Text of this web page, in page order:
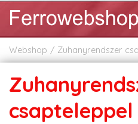
Webshop Zuhanyrendszer
csapteleppel